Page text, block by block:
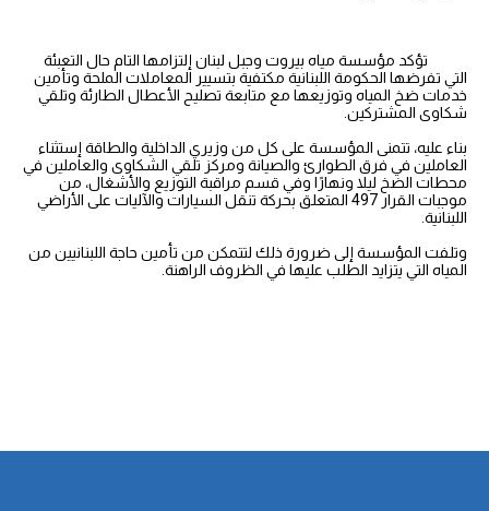
تؤكد مؤسسة مياه بيروت وجبل لبنان إلتزامها التام حال التعبئة
التي تفرضها الحكومة اللبنانية مكتفية بتسيير المعاملات الملحة وتأمين
خدمات ضخ المياه وتوزيعها مع متابعة تصليح الأعطال الطارئة وتلقي
شكاوى المشتركين.
بناء عليه، تتمنى المؤسسة على كل من وزيري الداخلية والطاقة إستثناء
العاملين في فرق الطوارئ والصيانة ومركز تلقي الشكاوى والعاملين في
محطات الضخ ليلا ونهارًا وفي قسم مراقبة التوزيع والأشغال، من
موجبات القرار 497 المتعلق بحركة تنقل السيارات والآليات على الأراضي
اللبنانية.
وتلفت المؤسسة إلى ضرورة ذلك لتتمكن من تأمين حاجة اللبنانيين من
المياه التي يتزايد الطلب عليها في الظروف الراهنة.